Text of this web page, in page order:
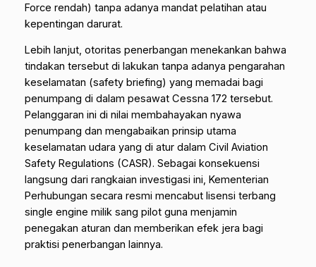
Force rendah) tanpa adanya mandat pelatihan atau
kepentingan darurat.
Lebih lanjut, otoritas penerbangan menekankan bahwa
tindakan tersebut di lakukan tanpa adanya pengarahan
keselamatan (safety briefing) yang memadai bagi
penumpang di dalam pesawat Cessna 172 tersebut.
Pelanggaran ini di nilai membahayakan nyawa
penumpang dan mengabaikan prinsip utama
keselamatan udara yang di atur dalam Civil Aviation
Safety Regulations (CASR). Sebagai konsekuensi
langsung dari rangkaian investigasi ini, Kementerian
Perhubungan secara resmi mencabut lisensi terbang
single engine milik sang pilot guna menjamin
penegakan aturan dan memberikan efek jera bagi
praktisi penerbangan lainnya.